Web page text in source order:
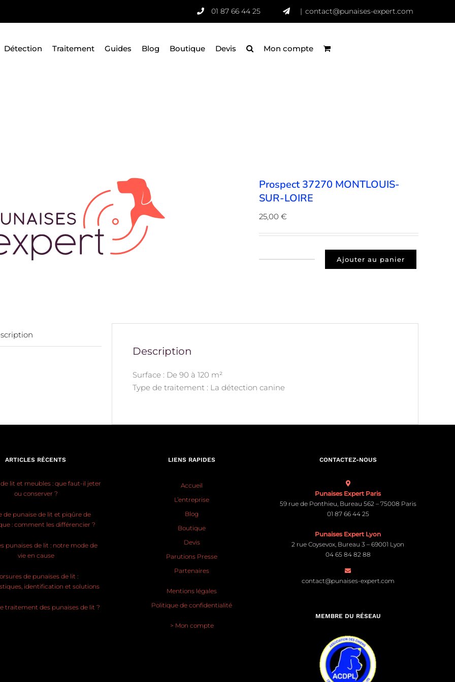
01 87 66 44 25 | contact@punaises-expert.com
Détection Traitement Guides Blog Boutique Devis Mon compte
Prospect 37270 MONTLOUIS-
SUR-LOIRE
25,00 €
Ajouter au panier
Description
Surface : De 90 à 120 m²
Type de traitement : La détection canine
ARTICLES RÉCENTS
lit et meubles : que faut-il jeter
ou conserver ?
de punaise de lit et piqûre de
: comment les différencier ?
punaises de lit : notre mode de
vie en cause
de punaises de lit :
identification et solutions
traitement des punaises de lit ?
LIENS RAPIDES
Accueil
L’entreprise
Blog
Boutique
Devis
Parutions Presse
Partenaires
Mentions légales
Politique de confidentialité
> Mon compte
CONTACTEZ-NOUS
Punaises Expert Paris
59 rue de Ponthieu, Bureau 562 – 75008 Paris
01 87 66 44 25
Punaises Expert Lyon
2 rue Coysevox, Bureau 3 – 69001 Lyon
04 65 84 82 88
contact@punaises-expert.com
MEMBRE DU RÉSEAU